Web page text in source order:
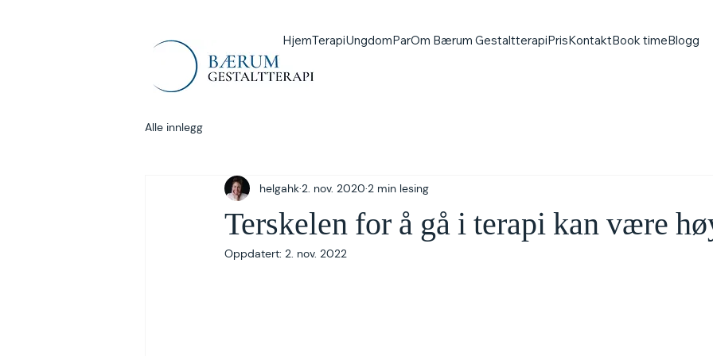
HjemTerapiUngdomParOm Bærum GestaltterapiPrisKontaktBook timeBlogg
Alle innlegg
Terskelen for å gå i terapi kan være
helgahk 2. nov. 2020 2 min lesing
Oppdatert: 2. nov. 2022